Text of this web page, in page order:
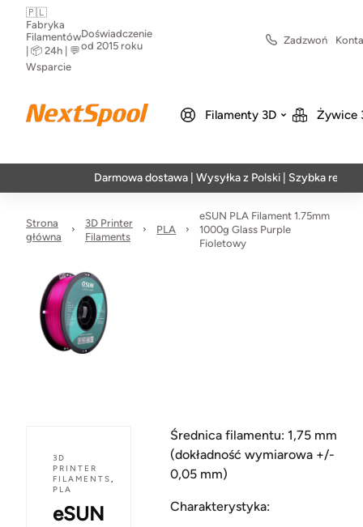
🇵🇱
Fabryka
Filamentów
| 📦 24h | 💬
Wsparcie
Doświadczenie
od 2015 roku
Zadzwoń
Filamenty 3D Żywice
Darmowa dostawa | Wysyłka z Polski | Szybka realizacja
Strona
główna
3D Printer
Filaments
PLA
eSUN PLA Filament 1.75mm
1000g Glass Purple
Fioletowy
3D
PRINTER
FILAMENTS,
PLA
eSUN
Średnica filamentu: 1,75 mm
(dokładność wymiarowa +/-
0,05 mm)
Charakterystyka: